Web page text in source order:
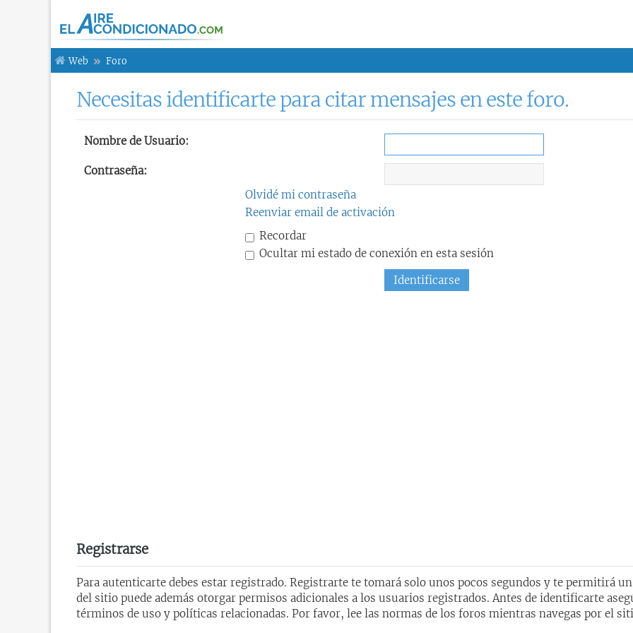
Web Foro
Necesitas identificarte para citar mensajes en este foro.
Nombre de Usuario:
Contraseña:
Olvidé mi contraseña
Reenviar email de activación
Recordar
Ocultar mi estado de conexión en esta sesión
Registrarse
Para autenticarte debes estar registrado. Registrarte te tomará solo unos pocos segundos y te permitirá
del sitio puede además otorgar permisos adicionales a los usuarios registrados. Antes de identificarte
términos de uso y políticas relacionadas. Por favor, lee las normas de los foros mientras navegas por el